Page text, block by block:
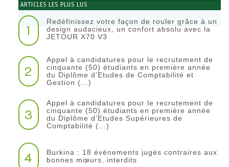
ARTICLES LES PLUS LUS
1
Redéfinissez votre façon de rouler grâce à un
design audacieux, un confort absolu avec la
JETOUR X70 V3
2
Appel à candidatures pour le recrutement de
cinquante (50) étudiants en première année
du Diplôme d’Etudes de Comptabilité et
Gestion (…)
3
Appel à candidatures pour le recrutement de
cinquante (50) étudiants en première année
du Diplôme d’Etudes Supérieures de
Comptabilité (…)
4
Burkina : 18 événements jugés contraires aux
bonnes mœurs, interdits